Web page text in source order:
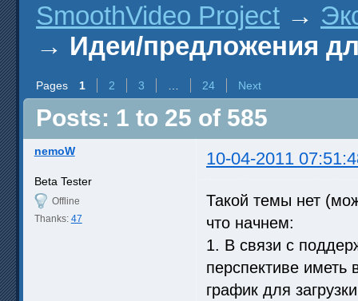
SmoothVideo Project →
→ Идеи/предложения
Pages 1 2 3 24 Next
Posts: 1 to 25 of 585
nemoW 10-04-2011
Beta Tester
Offline
Thanks: 47
Такой темы нет
что начнем:
1. В связи с
перспективе иметь
график для